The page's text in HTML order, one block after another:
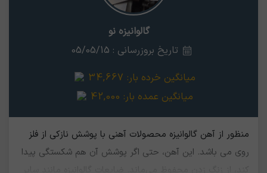
گالوانیزه نو
تاریخ بروزرسانی : 05/05/15
میانگین خرده بار: 34,667
میانگین عمده بار: 42,000
منظور از آهن گالوانیزه محصولات آهنی با پوشش نازکی از فلز
روی می باشد. این آهن، حتی اگر پوشش آن هم شکستگی پیدا